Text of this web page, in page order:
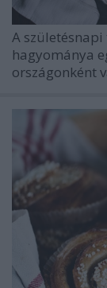
A születésnapi
hagyománya
országonként